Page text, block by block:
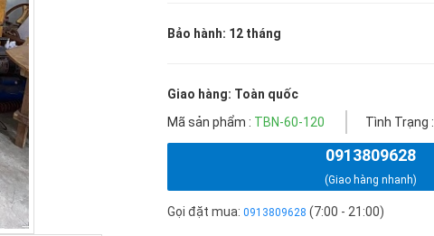
Bảo hành: 12 tháng
Giao hàng: Toàn quốc
Mã sản phẩm : TBN-60-120 Tình Trạng :
0913809628
(Giao hàng nhanh)
Gọi đặt mua: 0913809628 (7:00 - 21:00)